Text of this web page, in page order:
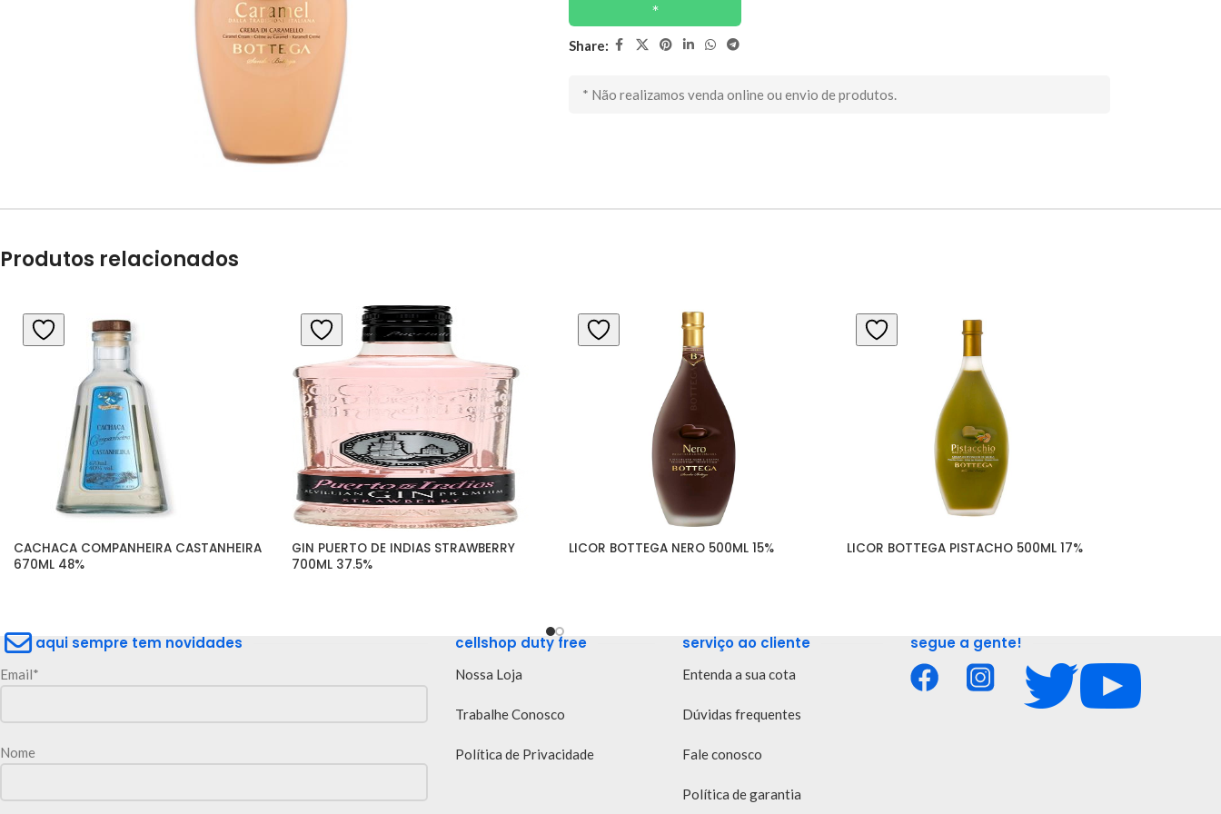
Share:
* Não realizamos venda online ou envio de produtos.
Produtos relacionados
CACHACA COMPANHEIRA CASTANHEIRA
670ML 48%
GIN PUERTO DE INDIAS STRAWBERRY
700ML 37.5%
LICOR BOTTEGA NERO 500ML 15% LICOR BOTTEGA PISTACHO 500ML 17%
aqui sempre tem novidades
Email*
Nome
cellshop duty free
Nossa Loja
Trabalhe Conosco
Política de Privacidade
serviço ao cliente
Entenda a sua cota
Dúvidas frequentes
Fale conosco
Política de garantia
segue a gente!